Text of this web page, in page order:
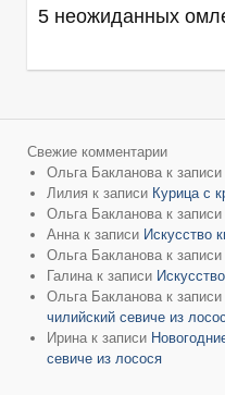
5 неожиданных
Свежие комментарии
Ольга Бакланова к записи
Лилия к записи Курица с
Ольга Бакланова к записи
Анна к записи Искусство
Ольга Бакланова к записи
Галина к записи
Ольга Бакланова к записи
чилийский севиче из
Ирина к записи
севиче из лосося